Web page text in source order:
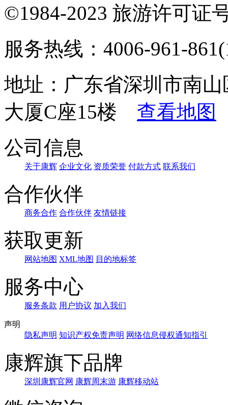
©1984-2023 旅游许可证
服务热线：4006-961-
地址：广东省深圳市南
大厦C座15楼 查看地图
公司信息
关于康辉 企业文化 资质荣誉 付款方式 联系我们
合作伙伴
商务合作 合作伙伴 友情链接
获取更新
网站地图 XML地图 目的地标签
服务中心
服务条款 用户协议 加入我们
声明
隐私声明 知识产权免责声明 网络信息侵权通知指引
康辉旗下品牌
深圳康辉官网 康辉周末游 康辉移动站